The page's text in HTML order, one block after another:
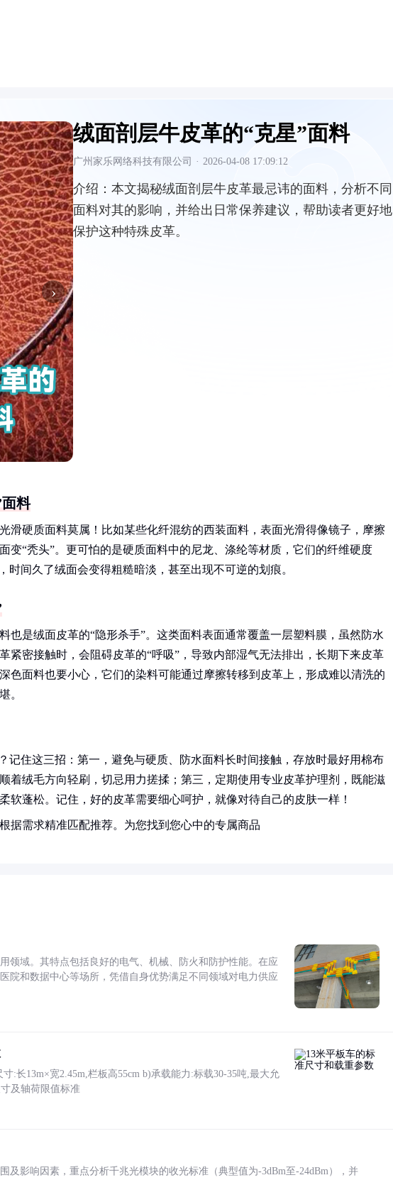
›
绒面剖层牛皮革的“克星”面料
广州家乐网络科技有限公司 · 2026-04-08 17:09:12
介绍： 本文揭秘绒面剖层牛皮革最忌讳的面料，分析不同
面料对其的影响，并给出日常保养建议，帮助读者更好地
保护这种特殊皮革。
料
滑硬质面料莫属！比如某些化纤混纺的西装面料，表面光滑得像镜子，摩擦
变“秃头”。更可怕的是硬质面料中的尼龙、涤纶等材质，它们的纤维硬度
时间久了绒面会变得粗糙暗淡，甚至出现不可逆的划痕。
也是绒面皮革的“隐形杀手”。这类面料表面通常覆盖一层塑料膜，虽然防水
紧密接触时，会阻碍皮革的“呼吸”，导致内部湿气无法排出，长期下来皮革
色面料也要小心，它们的染料可能通过摩擦转移到皮革上，形成难以清洗的
。
记住这三招：第一，避免与硬质、防水面料长时间接触，存放时最好用棉布
着绒毛方向轻刷，切忌用力搓揉；第三，定期使用专业皮革护理剂，既能滋
软蓬松。记住，好的皮革需要细心呵护，就像对待自己的皮肤一样！
据需求精准匹配推荐。为您找到您心中的专属商品
领域。其特点包括良好的电气、机械、防火和防护性能。在应
院和数据中心等场所，凭借自身优势满足不同领域对电力供应
:长13m×宽2.45m,栏板高55cm b)承载能力:标载30-35吨,最大允
及轴荷限值标准
及影响因素，重点分析千兆光模块的收光标准（典型值为-3dBm至-24dBm），并